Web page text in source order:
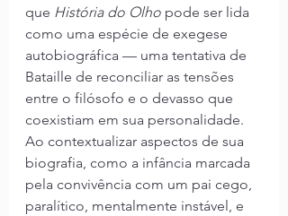
que História do Olho pode ser lida
como uma espécie de exegese
autobiográfica — uma tentativa de
Bataille de reconciliar as tensões
entre o filósofo e o devasso que
coexistiam em sua personalidade.
Ao contextualizar aspectos de sua
biografia, como a infância marcada
pela convivência com um pai cego,
paralítico, mentalmente instável, e